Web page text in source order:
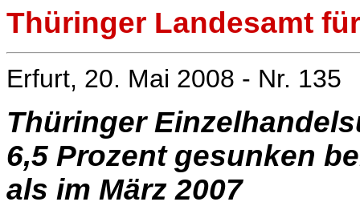
Thüringer Landesamt
Erfurt, 20. Mai 2008 - Nr. 135
Thüringer
6,5 Prozent gesunken
als im März 2007